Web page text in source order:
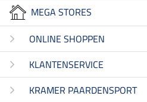
MEGA STORES
ONLINE SHOPPEN
KLANTENSERVICE
KRAMER PAARDENSPORT